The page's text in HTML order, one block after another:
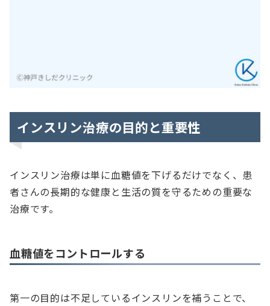
インスリン治療の目的と重要性
インスリン治療は単に血糖値を下げるだけでなく、患
者さんの長期的な健康と生活の質を守るための重要な
治療です。
血糖値をコントロールする
第一の目的は不足しているインスリンを補うことで、